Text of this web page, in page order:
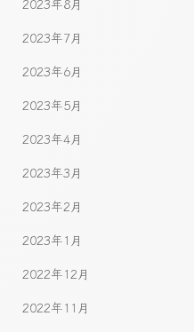
2023年8月
2023年7月
2023年6月
2023年5月
2023年4月
2023年3月
2023年2月
2023年1月
2022年12月
2022年11月